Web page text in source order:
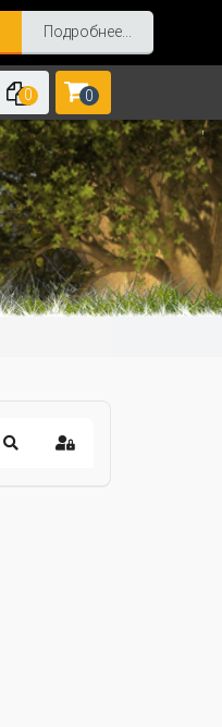
Подробнее...
0 0